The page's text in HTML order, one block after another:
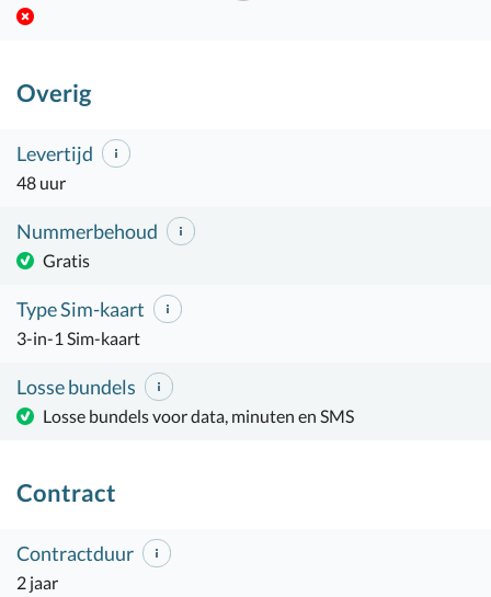
Overig
Levertijd
48 uur
Nummerbehoud
Gratis
Type Sim-kaart
3-in-1 Sim-kaart
Losse bundels
Losse bundels voor data, minuten en SMS
Contract
Contractduur
2 jaar